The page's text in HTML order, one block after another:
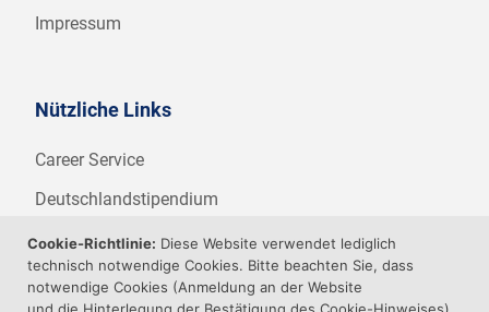
Impressum
Nützliche Links
Career Service
Deutschlandstipendium
WHZ Firmenstipendium
Weitere Angebote der WHZ
Cookie-Richtlinie: Diese Website verwendet lediglich
technisch notwendige Cookies. Bitte beachten Sie, dass
notwendige Cookies (Anmeldung an der Website